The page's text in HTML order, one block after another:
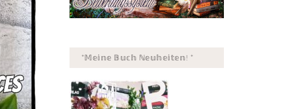
*𝕄𝕖𝕚𝕟𝕖 𝔹𝕦𝕔𝕙 ℕ𝕖𝕦𝕙𝕖𝕚𝕥𝕖𝕟! *